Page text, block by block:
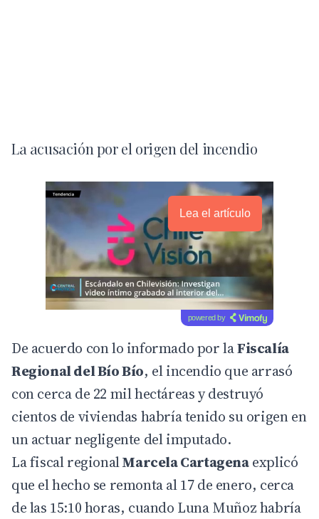
La acusación por el origen del incendio
Lea el artículo
powered by
De acuerdo con lo informado por laFiscalía
Regional del Bío Bío, el incendio que arrasó
con cerca de 22 mil hectáreas y destruyó
cientos de viviendas habría tenido su origen en
un actuar negligente del imputado.
La fiscal regionalMarcela Cartagenaexplicó
que el hecho se remonta al 17 de enero, cerca
de las 15:10 horas, cuando Luna Muñoz habría